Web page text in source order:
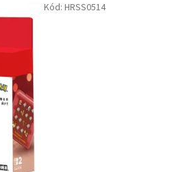
Kód: HRSS0514